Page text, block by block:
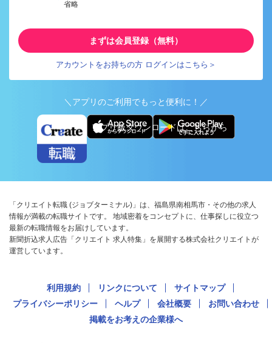
省略
まずは会員登録（無料）
アカウントをお持ちの方 ログインはこちら＞
＼アプリのご利用でもっと便利に！／
アプリ版ダウンロードはこちらから
「クリエイト転職 (ジョブターミナル)」は、福島県南相馬市・その他の求人
情報が満載の転職サイトです。 地域密着をコンセプトに、仕事探しに役立つ
最新の転職情報をお届けしています。
新聞折込求人広告「クリエイト 求人特集」を展開する株式会社クリエイトが
運営しています。
利用規約 リンクについて
サイトマップ
プライバシーポリシー
ヘルプ 会社概要
お問い合わせ
掲載をお考えの企業様へ